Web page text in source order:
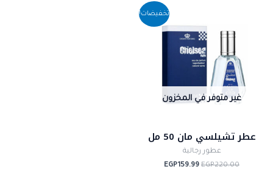
تخفيضات!
غير متوفر في المخزون
عطر تشيلسي مان 50 مل
عطور رجالية
EGP220.00
هو:
EGP220.00.
EGP159.99
السعر
الحالي
هو: